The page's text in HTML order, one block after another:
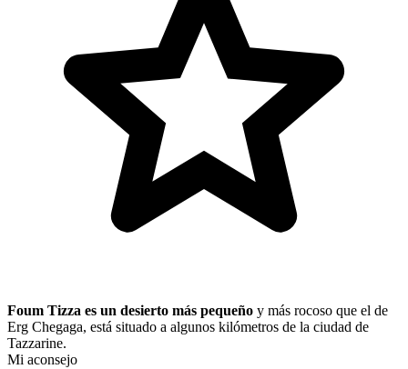
Foum Tizza es un desierto más pequeño y más rocoso que el de
Erg Chegaga, está situado a algunos kilómetros de la ciudad de
Tazzarine.
Mi aconsejo